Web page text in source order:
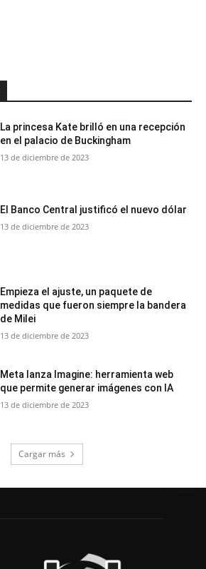
La princesa Kate brilló en una recepción
en el palacio de Buckingham
13 de diciembre de 2023
El Banco Central justificó el nuevo dólar
13 de diciembre de 2023
Empieza el ajuste, un paquete de
medidas que fueron siempre la bandera
de Milei
13 de diciembre de 2023
Meta lanza Imagine: herramienta web
que permite generar imágenes con IA
13 de diciembre de 2023
Cargar más